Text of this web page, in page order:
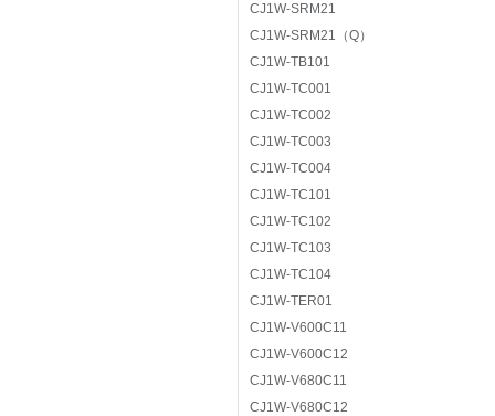
CJ1W-SRM21
CJ1W-SRM21（Q）
CJ1W-TB101
CJ1W-TC001
CJ1W-TC002
CJ1W-TC003
CJ1W-TC004
CJ1W-TC101
CJ1W-TC102
CJ1W-TC103
CJ1W-TC104
CJ1W-TER01
CJ1W-V600C11
CJ1W-V600C12
CJ1W-V680C11
CJ1W-V680C12